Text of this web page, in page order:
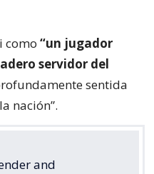
como “un jugador
servidor del
sentida
nación”.
and